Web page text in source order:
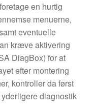
en hurtig
menuerne,
eventuelle
kræve aktivering
DiagBox) for at
efter montering
kontroller da først
diagnostik